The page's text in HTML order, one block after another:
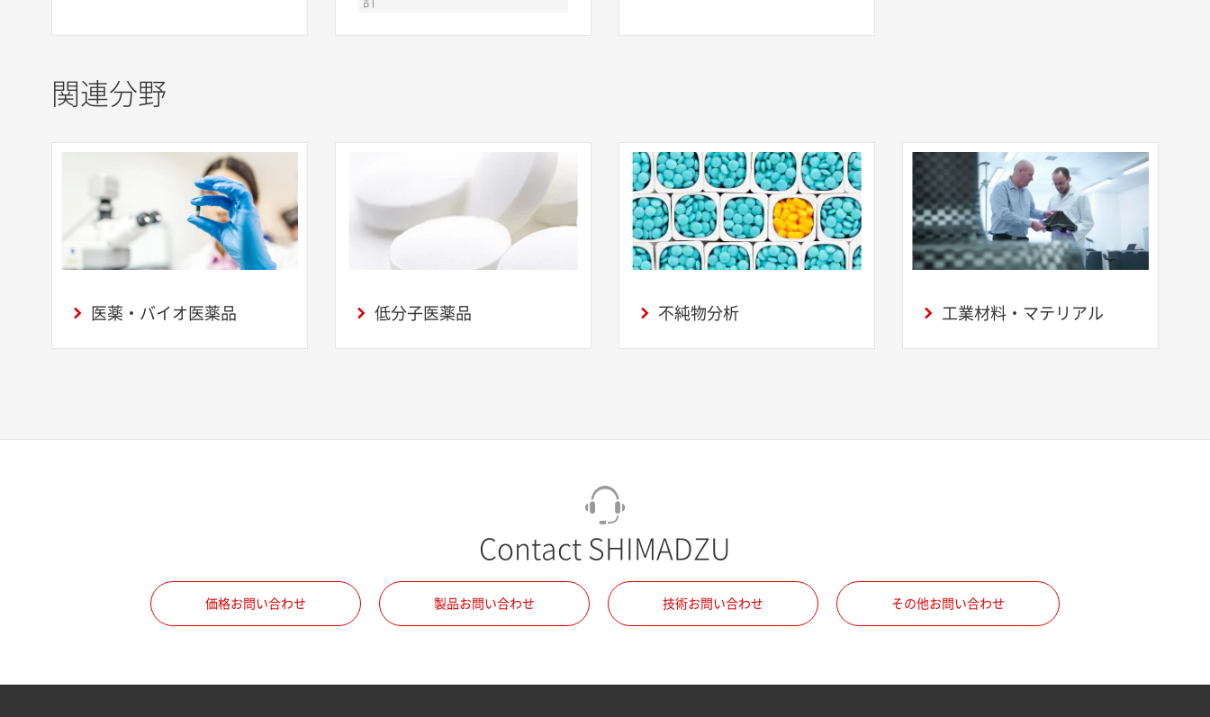
関連分野
医薬・バイオ医薬品 低分子医薬品 不純物分析 工業材料・マテリアル
Contact SHIMADZU
価格お問い合わせ 製品お問い合わせ 技術お問い合わせ その他お問い合わせ